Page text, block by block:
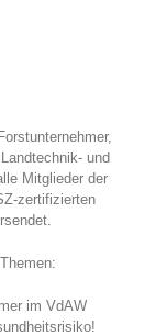
und
Mitglieder der
zertifizierten
im VdAW